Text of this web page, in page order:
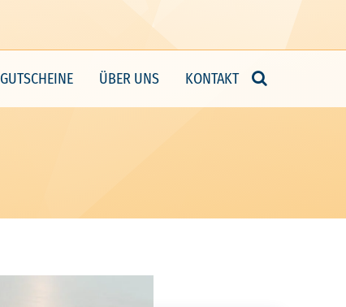
GUTSCHEINE ÜBER UNS KONTAKT